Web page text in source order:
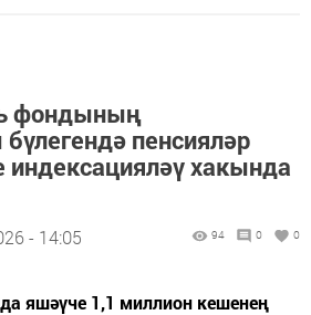
фондының
пенсияләр
индексацияләү хакында
- 14:05 94 0 0
яшәүче 1,1 миллион кешенең